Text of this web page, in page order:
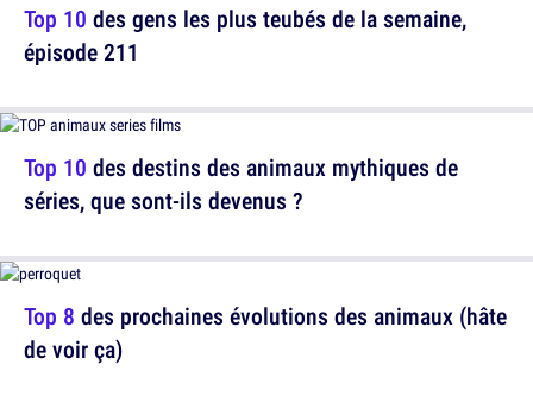
Top 10 des destins des animaux mythiques de
séries, que sont-ils devenus ?
Top 10 des gens les plus teubés de la semaine,
épisode 211
Top 8 des prochaines évolutions des animaux (hâte
de voir ça)